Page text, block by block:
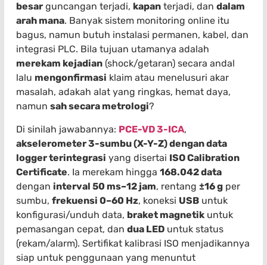
besar guncangan terjadi, kapan terjadi, dan dalam
arah mana. Banyak sistem monitoring online itu
bagus, namun butuh instalasi permanen, kabel, dan
integrasi PLC. Bila tujuan utamanya adalah
merekam kejadian (shock/getaran) secara andal
lalu mengonfirmasi klaim atau menelusuri akar
masalah, adakah alat yang ringkas, hemat daya,
namun sah secara metrologi?
Di sinilah jawabannya: PCE-VD 3-ICA,
akselerometer 3-sumbu (X-Y-Z) dengan data
logger terintegrasi yang disertai ISO Calibration
Certificate. Ia merekam hingga 168.042 data
dengan interval 50 ms–12 jam, rentang ±16 g per
sumbu, frekuensi 0–60 Hz, koneksi USB untuk
konfigurasi/unduh data, braket magnetik untuk
pemasangan cepat, dan dua LED untuk status
(rekam/alarm). Sertifikat kalibrasi ISO menjadikannya
siap untuk penggunaan yang menuntut